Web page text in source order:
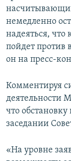
немедленно
надеяться,
пойдет против
он на пресс-
Комментируя
деятельности
что обстановку
заседании
«На уровне